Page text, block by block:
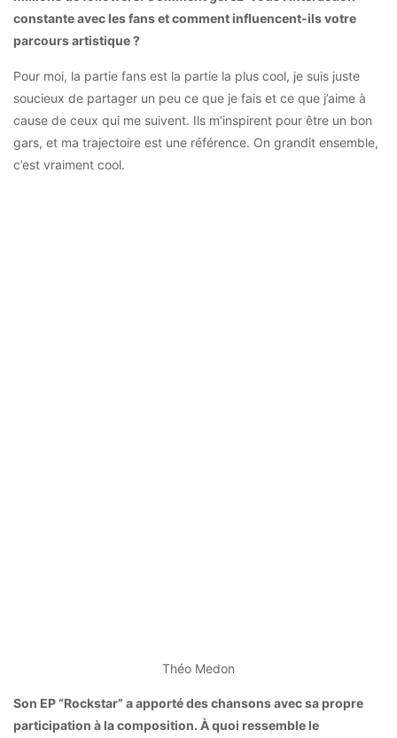
constante avec les fans et comment influencent-ils votre
parcours artistique ?
Pour moi, la partie fans est la partie la plus cool, je suis juste
soucieux de partager un peu ce que je fais et ce que j’aime à
cause de ceux qui me suivent. Ils m’inspirent pour être un bon
gars, et ma trajectoire est une référence. On grandit ensemble,
c’est vraiment cool.
Théo Medon
Son EP “Rockstar” a apporté des chansons avec sa propre
participation à la composition. À quoi ressemble le